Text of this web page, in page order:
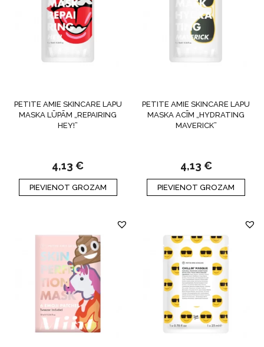
PETITE AMIE SKINCARE LAPU
MASKA LŪPĀM „REPAIRING
HEY!”
4,13€
PIEVIENOT GROZAM
PETITE AMIE SKINCARE LAPU
MASKA ACĪM „HYDRATING
MAVERICK”
4,13 €
PIEVIENOT GROZAM